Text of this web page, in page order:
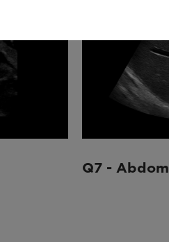
Q7 -